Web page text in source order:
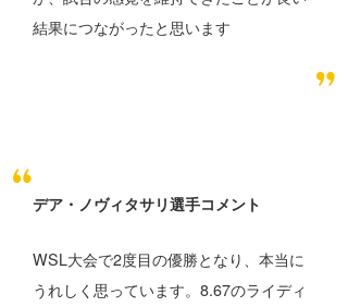
結果につながったと思います
デア・ノヴィタサリ選手コメント
WSL大会で2度目の優勝となり、本当に
うれしく思っています。8.67のライディ